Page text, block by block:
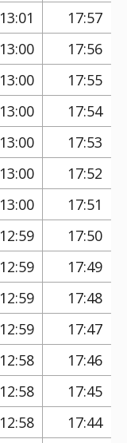
13:01
17:57
13:00
17:56
13:00
17:55
13:00
17:54
13:00
17:53
13:00
17:52
13:00
17:51
12:59
17:50
12:59
17:49
12:59
17:48
12:59
17:47
12:58
17:46
12:58
17:45
12:58 17:44